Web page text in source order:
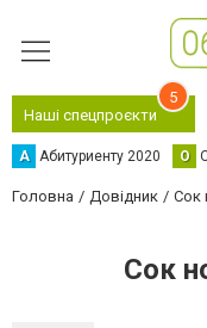
Наші спецпроєкти
5
А Абитуриенту 2020 О
Головна Довідник Сок
Сок